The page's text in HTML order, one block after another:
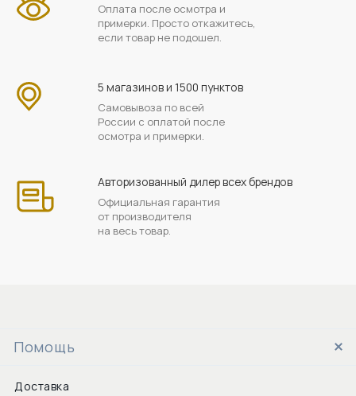
Оплата после осмотра и
примерки. Просто откажитесь,
если товар не подошел.
5 магазинов и 1500 пунктов
Самовывоза по всей
России с оплатой после
осмотра и примерки.
Авторизованный дилер всех брендов
Официальная гарантия
от производителя
на весь товар.
Помощь
Доставка